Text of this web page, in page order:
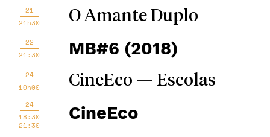
21
21h30
O Amante Duplo
22
21:30
MB#6 (2018)
24
10h00
CineEco — Escolas
24
18:30
21:30
CineEco